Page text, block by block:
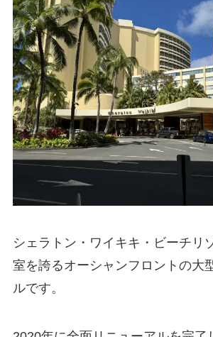
シェラトン・ワイキキ・ビーチリ
室を誇るオーシャンフロントの大
ルです。